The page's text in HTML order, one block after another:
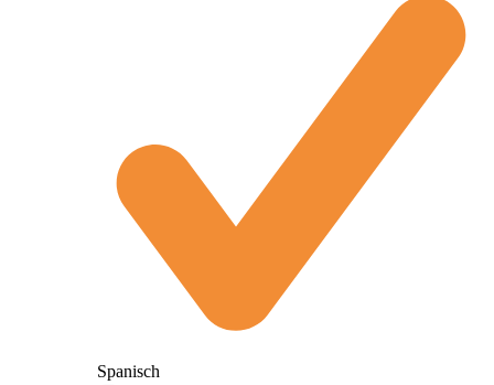
Spanisch